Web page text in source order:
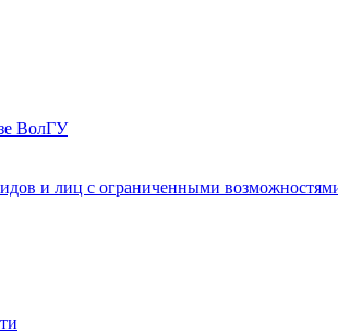
ВолГУ
и лиц с ограниченными